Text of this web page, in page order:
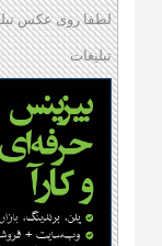
لطفا روی عکس
تبلیغات